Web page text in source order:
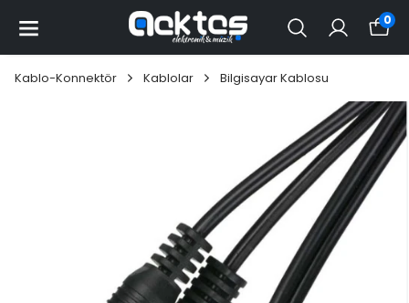
0
Kablo-Konnektör Kablolar Bilgisayar Kablosu